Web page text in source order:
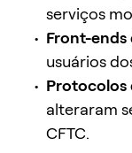
serviços
Front-ends
usuários
Protocolos
alteraram
CFTC.